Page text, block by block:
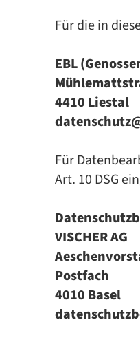
Für die in
EBL
4410 Liestal
Für
Art. 10 DSG
VISCHER AG
Postfach
4010 Basel